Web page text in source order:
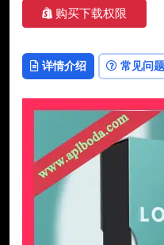
购买下载权限
详情介绍 常见问题